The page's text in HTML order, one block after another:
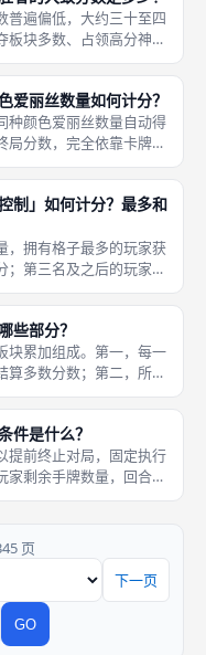
普遍偏低，大约三十至四
块多数、占领高分神秘
丽丝仙境大乱斗》正常标
分到五十分区间。 分数
爱丽丝数量如何计分？
种颜色爱丽丝数量自动得
分数，完全依靠卡牌自
局收益的爱丽丝构筑卡
卡牌要求同色爱丽丝达
制」如何计分？最多和
，拥有格子最多的玩家获
第三名及之后的玩家，
丽丝仙境大乱斗》区域多
结算。 如果出现数量并
些部分？
块累加组成。第一，每一
多数分数；第二，所有
分值；第三，占领城市、
分；第四，白色秩序卡槽
件是什么？
提前终止对局，固定执行
剩余手牌数量，回合抵
。 起始玩家依次轮流行
页
下一页
GO